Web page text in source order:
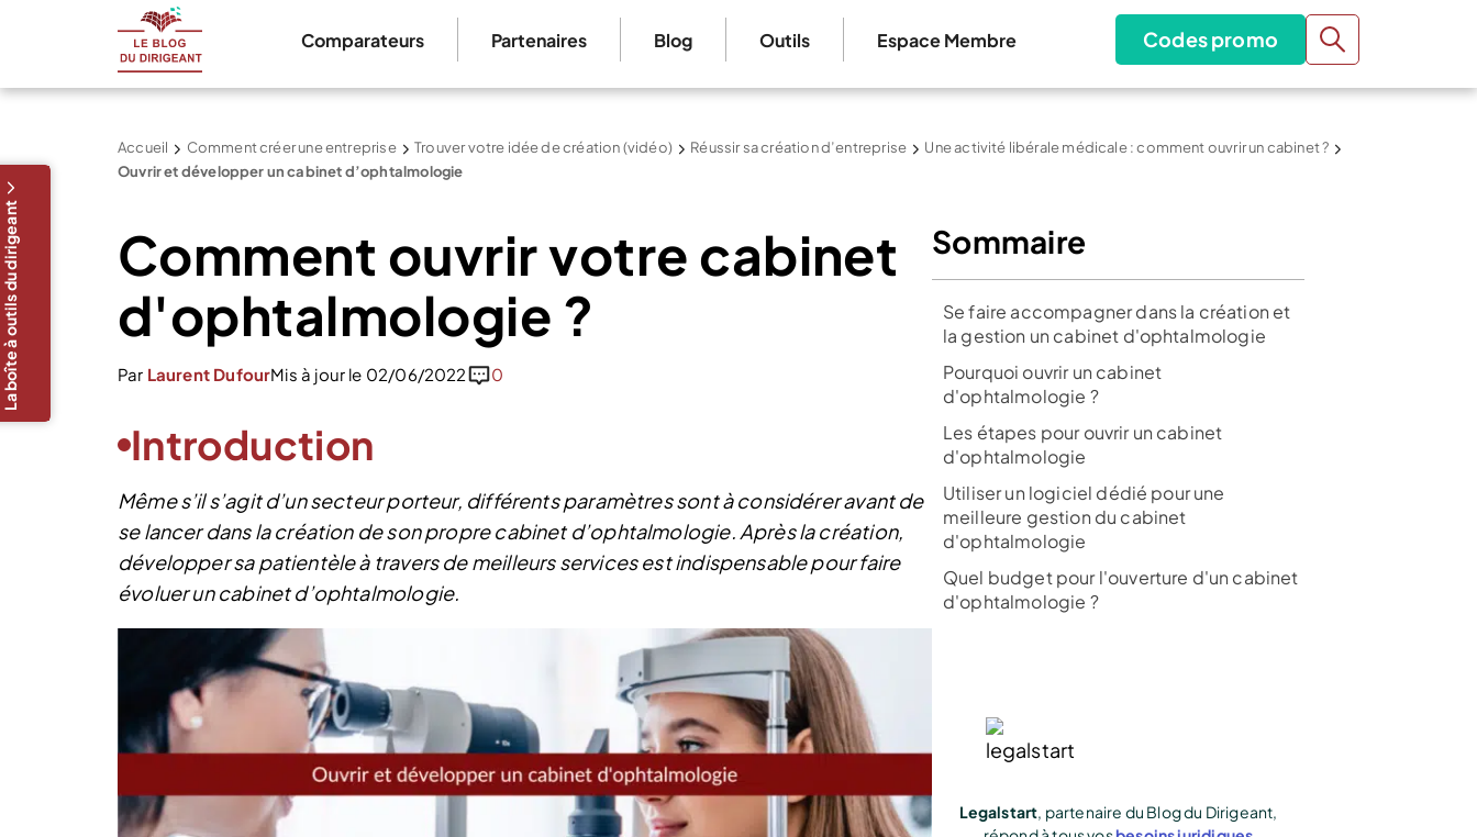
Comparateurs Partenaires Blog Outils Espace Membre Codes promo
Accueil Comment créer une entreprise Trouver votre idée de création (vidéo) Réussir sa création d’entreprise
Une activité libérale médicale : comment ouvrir un cabinet ?
Ouvrir et développer un cabinet d’ophtalmologie
Comment ouvrir votre cabinet
d'ophtalmologie ?
Par Laurent DufourMis à jour le 02/06/2022 0
Introduction
Même s’il s’agit d’un secteur porteur, différents paramètres sont à considérer avant de
se lancer dans la création de son propre cabinet d’ophtalmologie. Après la création,
développer sa patientèle à travers de meilleurs services est indispensable pour faire
évoluer un cabinet d’ophtalmologie.
La boîte à outils du dirigeant Sommaire
Se faire accompagner dans la création et
la gestion un cabinet d'ophtalmologie
Pourquoi ouvrir un cabinet
d'ophtalmologie ?
Les étapes pour ouvrir un cabinet
d'ophtalmologie
Utiliser un logiciel dédié pour une
meilleure gestion du cabinet
d'ophtalmologie
Quel budget pour l'ouverture d'un cabinet
d'ophtalmologie ?
Legalstart, partenaire du Blog du Dirigeant,